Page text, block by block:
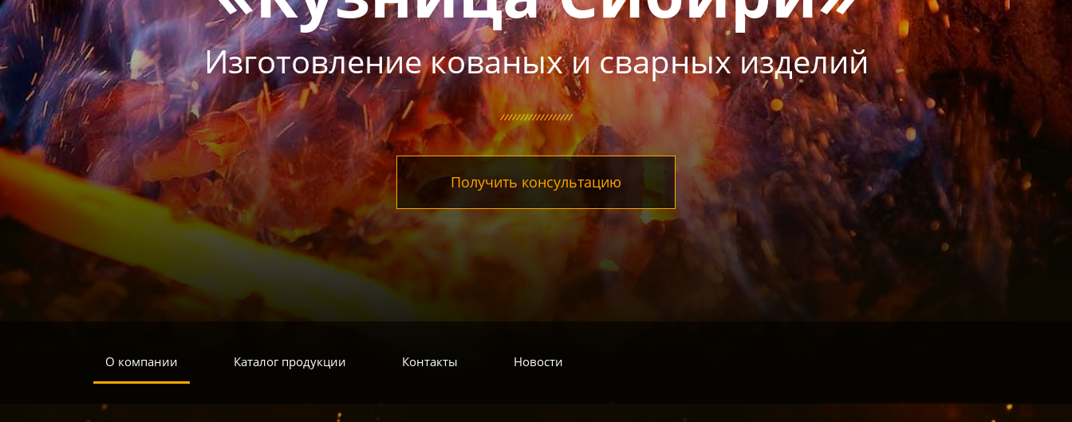
Изготовление кованых и сварных изделий
Получить консультацию
О компании Каталог продукции Контакты Новости